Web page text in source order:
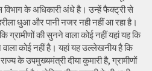
विभाग के अधिकारी अंधे है। उन्हें फैक्ट्री से
धुआ और पानी नजर नही नहीं आ रहा है।
ग्रामीणों की सुनने वाला कोई नहीं यहां यह कि
वाला कोई नहीं है। यहां यह उल्लेखनीय है कि
राज्य के उपमुख्यमंत्री दीया कुमारी है, ग्रामीणों